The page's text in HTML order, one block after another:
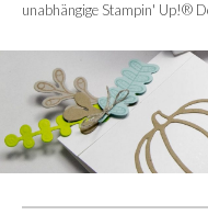
unabhängige Stampin' Up!®